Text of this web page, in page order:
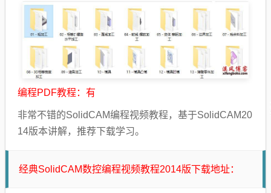
编程PDF教程：有
非常不错的SolidCAM编程视频教程，基于SolidCAM20
14版本讲解，推荐下载学习。
经典SolidCAM数控编程视频教程2014版下载地址：